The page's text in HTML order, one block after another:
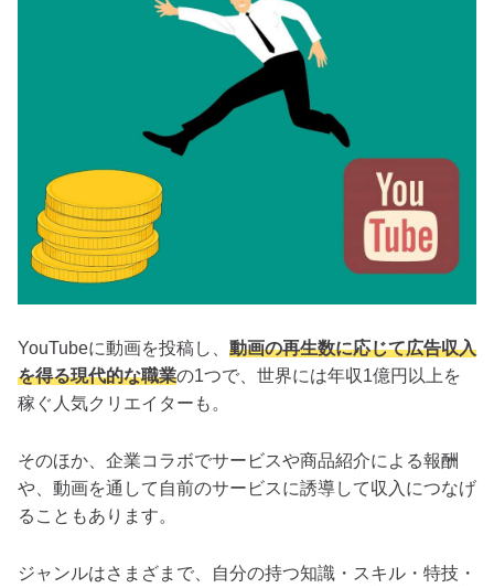
YouTubeに動画を投稿し、 動画の再生数に応じて広告収入
を得る現代的な職業の1つで、世界には年収1億円以上を
稼ぐ人気クリエイターも。
そのほか、企業コラボでサービスや商品紹介による報酬
や、動画を通して自前のサービスに誘導して収入につなげ
ることもあります。
ジャンルはさまざまで、自分の持つ知識・スキル・特技・